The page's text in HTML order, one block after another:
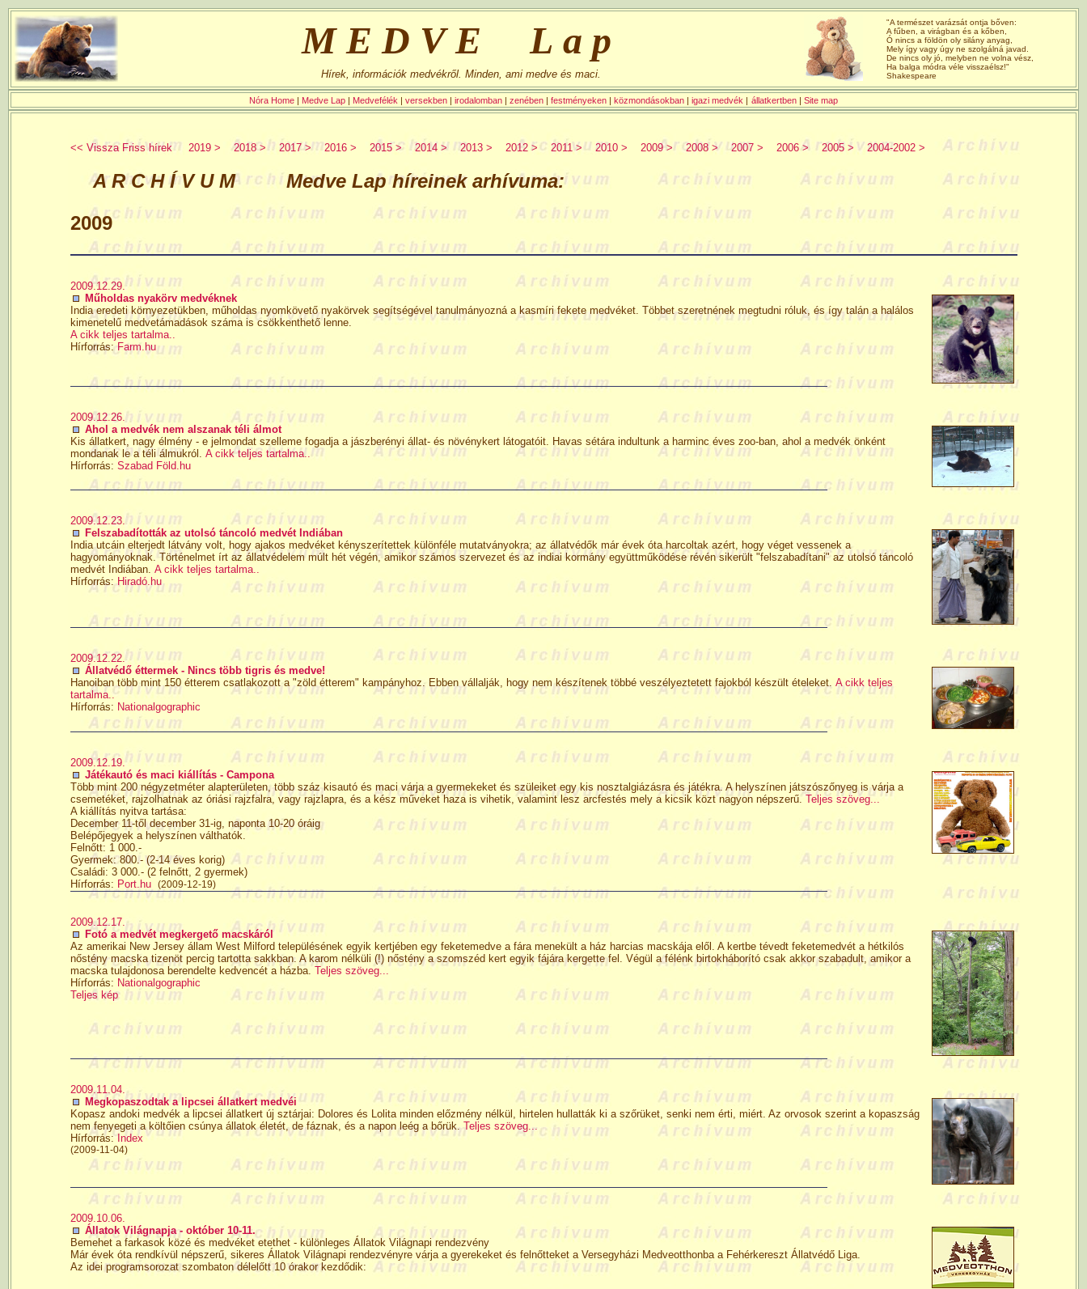
MEDVE Lap
Hírek, információk medvékről. Minden, ami medve és maci.
"A természet varázsát ontja bőven:
A fűben, a virágban és a kőben,
Ó nincs a földön oly silány anyag,
Mely így vagy úgy ne szolgálná javad.
De nincs oly jó, melyben ne volna vész,
Ha balga módra véle visszaélsz!"
Shakespeare
Nóra Home | Medve Lap | Medvefélék | versekben | irodalomban | zenében | festményeken | közmondásokban | igazi medvék | állatkertben | Site map
<< Vissza Friss hírek 2019 > 2018 > 2017 > 2016 > 2015 > 2014 > 2013 > 2012 > 2011 > 2010 > 2009 > 2008 > 2007 > 2006 > 2005 > 2004-2002 >
A R C H Í V U M Medve Lap híreinek arhívuma:
2009
2009.12.29.
Műholdas nyakörv medvéknek
India eredeti környezetükben, műholdas nyomkövető nyakörvek segítségével tanulmányozná a kasmíri fekete medvéket. Többet szeretnének megtudni róluk, és így talán a halálos
kimenetelű medvetámadások száma is csökkenthető lenne.
A cikk teljes tartalma..
Hírforrás:Farm.hu
2009.12.26.
Ahol a medvék nem alszanak téli álmot
Kis állatkert, nagy élmény - e jelmondat szelleme fogadja a jászberényi állat- és növénykert látogatóit. Havas sétára indultunk a harminc éves zoo-ban, ahol a medvék önként
mondanak le a téli álmukról. A cikk teljes tartalma..
Hírforrás: Szabad Föld.hu
2009.12.23.
Felszabadították az utolsó táncoló medvét Indiában
India utcáin elterjedt látvány volt, hogy ajakos medvéket kényszerítettek különféle mutatványokra; az állatvédők már évek óta harcoltak azért, hogy véget vessenek a
hagyományoknak. Történelmet írt az állatvédelem múlt hét végén, amikor számos szervezet és az indiai kormány együttműködése révén sikerült "felszabadítani" az utolsó táncoló
medvét Indiában. A cikk teljes tartalma..
Hírforrás:Hiradó.hu
2009.12.22.
Állatvédő éttermek - Nincs több tigris és medve!
Hanoiban több mint 150 étterem csatlakozott a "zöld étterem" kampányhoz. Ebben vállalják, hogy nem készítenek többé veszélyeztetett fajokból készült ételeket. A cikk teljes
tartalma..
Hírforrás: Nationalgographic
2009.12.19.
Játékautó és maci kiállítás - Campona
Több mint 200 négyzetméter alapterületen, több száz kisautó és maci várja a gyermekeket és szüleiket egy kis nosztalgiázásra és játékra. A helyszínen játszószőnyeg is várja a
csemetéket, rajzolhatnak az óriási rajzfalra, vagy rajzlapra, és a kész műveket haza is vihetik, valamint lesz arcfestés mely a kicsik közt nagyon népszerű. Teljes szöveg...
A kiállítás nyitva tartása:
December 11-től december 31-ig, naponta 10-20 óráig
Belépőjegyek a helyszínen válthatók.
Felnőtt: 1 000.-
Gyermek: 800.- (2-14 éves korig)
Családi: 3 000.- (2 felnőtt, 2 gyermek)
Hírforrás: Port.hu (2009-12-19)
2009.12.17.
Fotó a medvét megkergető macskáról
Az amerikai New Jersey állam West Milford településének egyik kertjében egy feketemedve a fára menekült a ház harcias macskája elől. A kertbe tévedt feketemedvét a hétkilós
nőstény macska tizenöt percig tartotta sakkban. A karom nélküli (!) nőstény a szomszéd kert egyik fájára kergette fel. Végül a félénk birtokháborító csak akkor szabadult, amikor a
macska tulajdonosa berendelte kedvencét a házba. Teljes szöveg...
Hírforrás: Nationalgographic
Teljes kép
2009.11.04.
Megkopaszodtak a lipcsei állatkert medvéi
Kopasz andoki medvék a lipcsei állatkert új sztárjai: Dolores és Lolita minden előzmény nélkül, hirtelen hullatták ki a szőrüket, senki nem érti, miért. Az orvosok szerint a kopaszság
nem fenyegeti a költőien csúnya állatok életét, de fáznak, és a napon leég a bőrük. Teljes szöveg...
Hírforrás: Index
(2009-11-04)
2009.10.06.
Állatok Világnapja - október 10-11.
Bemehet a farkasok közé és medvéket etethet - különleges Állatok Világnapi rendezvény
Már évek óta rendkívül népszerű, sikeres Állatok Világnapi rendezvényre várja a gyerekeket és felnőtteket a Versegyházi Medveotthonba a Fehérkereszt Állatvédő Liga.
Az idei programsorozat szombaton délelőtt 10 órakor kezdődik: